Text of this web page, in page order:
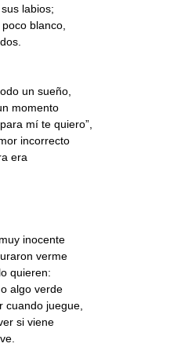
labios;
blanco,
un sueño,
momento
mí te quiero”,
incorrecto
era
inocente
verme
quieren:
algo verde
cuando juegue,
si viene